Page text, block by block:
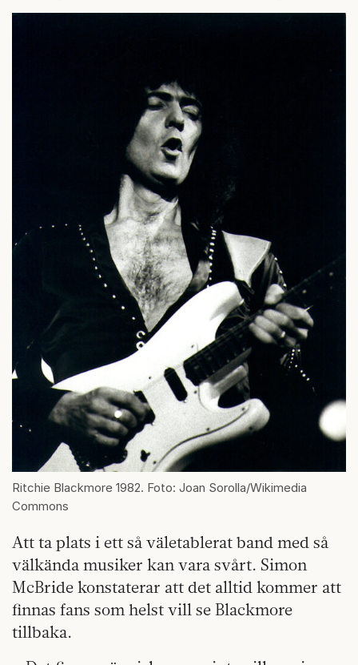
Ritchie Blackmore 1982. Foto: Joan Sorolla/Wikimedia
Commons
Att ta plats i ett så väletablerat band med så
välkända musiker kan vara svårt. Simon
McBride konstaterar att det alltid kommer att
finnas fans som helst vill se Blackmore
tillbaka.